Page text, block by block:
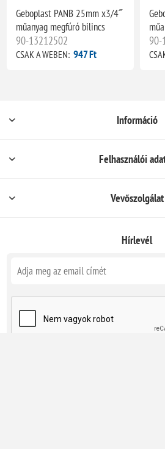
Geboplast PANB 25mm x3/4˝
műanyag megfúró bilincs
90-13212502
CSAK A WEBEN: 947 Ft
90-
Információ
Felhasználói
Vevőszolgálat
Hírlevél